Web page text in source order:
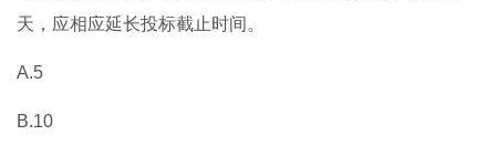
天，应相应延长投标截止时间。
A.5
B.10